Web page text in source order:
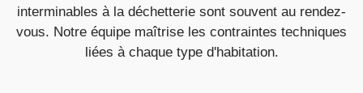
interminables à la déchetterie sont souvent au rendez-
vous. Notre équipe maîtrise les contraintes techniques
liées à chaque type d'habitation.